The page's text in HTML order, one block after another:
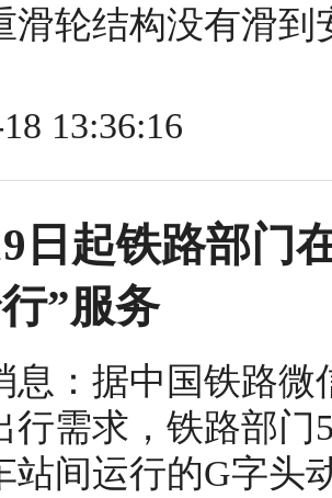
滑轮结构没有滑
13:36:16
日起铁路部门
”服务
息：据中国铁路
行需求，铁路部门
站间运行的G字头